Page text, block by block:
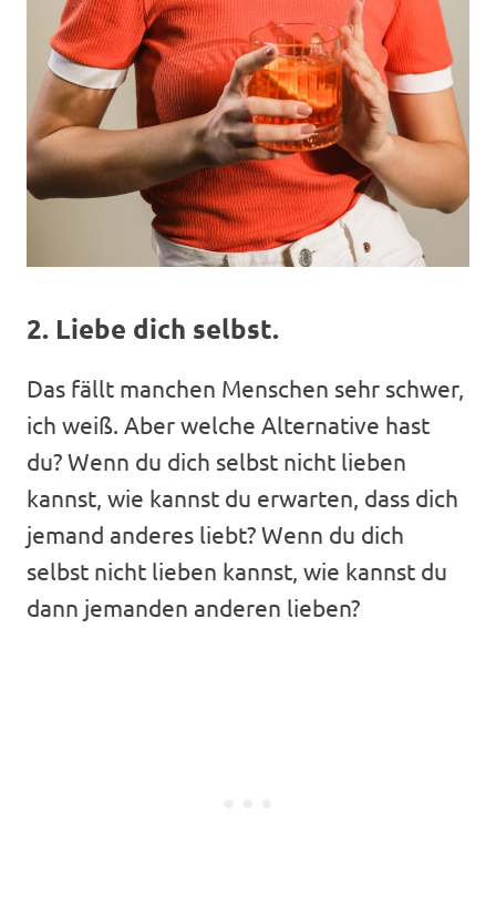
2. Liebe dich selbst.
Das fällt manchen Menschen sehr schwer,
ich weiß. Aber welche Alternative hast
du? Wenn du dich selbst nicht lieben
kannst, wie kannst du erwarten, dass dich
jemand anderes liebt? Wenn du dich
selbst nicht lieben kannst, wie kannst du
dann jemanden anderen lieben?